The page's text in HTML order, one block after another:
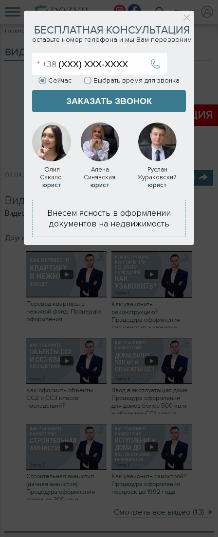
RU UK
Главная Видеоблог Видеоотзыв №2 о DOZVIL.UA
ВИДЕОБЛОГ
Видеоотзыв №2 о DOZVIL.UA
02.04.2021 ПОДЕЛИТЬСЯ
Видео отзыв №2 о Экспертном сервисе DOZVIL
Другие видео:
Перевод квартиры в
нежилой фонд. Процедура
оформления
Как узаконить
реконструкцию?
Процедура оформления
для квартир и нежилых
Как оформить объекты
СС2 и СС3 класса
последствий?
Ввод в эксплуатацию дома.
Процедура оформления
для домов более 500 кв.м
и объектов СС1 класса
Строительная амнистия
(дачная амнистия).
Процедура оформления
домов до 300 кв.м
Как узаконить самострой?
Процедура оформления
построек до 1992 года
Смотреть все видео (13)
АКЦИЯ
БЕСПЛАТНАЯ КОНСУЛЬТАЦИЯ
оставьте номер телефона и мы Вам перезвоним
Сейчас Выбрать время для звонка
ЗАКАЗАТЬ ЗВОНОК
Юлия
Сакало
юрист
Алена
Синявская
юрист
Руслан
Жураковский
юрист
Внесем ясность в оформлении
документов на недвижимость